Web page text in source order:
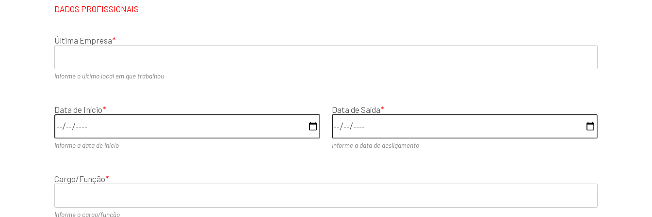
DADOS PROFISSIONAIS
Última Empresa*
Informe o último local em que trabalhou
Data de Início*
Informe a data de início
Data de Saída*
Informe a data de desligamento
Cargo/Função*
Informe o cargo/função